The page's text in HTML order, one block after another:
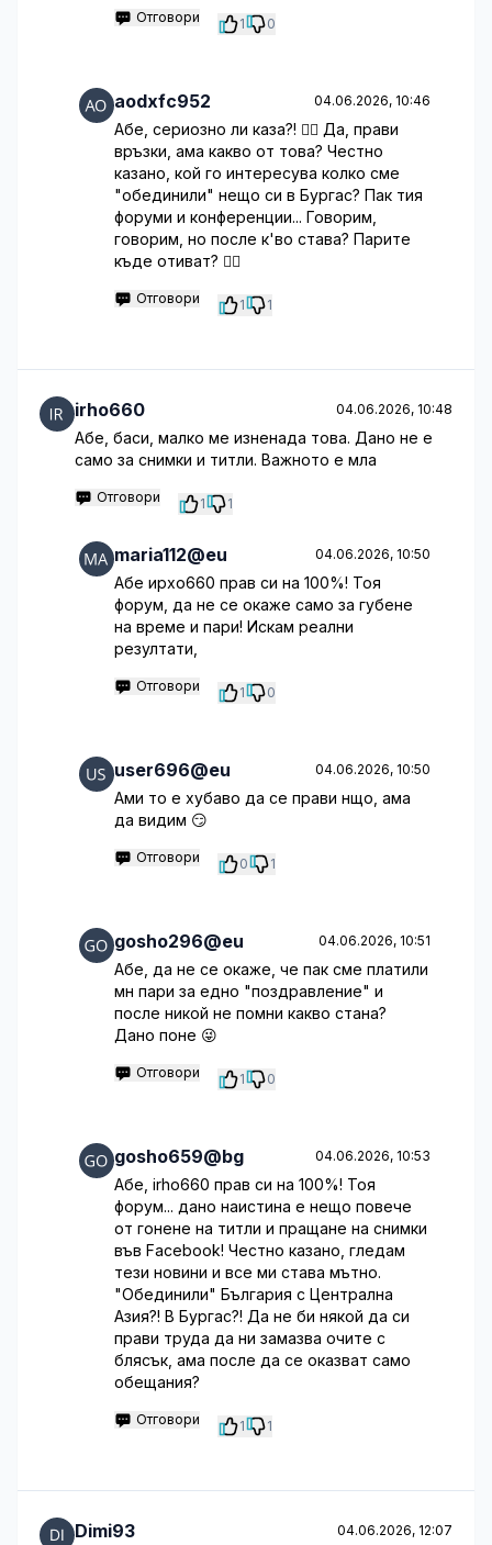
Отговори 1 0
aodxfc952 04.06.2026, 10:46
Абе, сериозно ли каза?! 🤷‍♂️ Да, прави
връзки, ама какво от това? Честно
казано, кой го интересува колко сме
"обединили" нещо си в Бургас? Пак тия
форуми и конференции... Говорим,
говорим, но после к'во става? Парите
къде отиват? 🤷‍♂️
Отговори 1 1
irho660 04.06.2026, 10:48
Абе, баси, малко ме изненада това. Дано не е
само за снимки и титли. Важното е мла
Отговори 1 1
maria112@eu 04.06.2026, 10:50
Абе ирхо660 прав си на 100%! Тоя
форум, да не се окаже само за губене
на време и пари! Искам реални
резултати,
Отговори 1 0
user696@eu 04.06.2026, 10:50
Ами то е хубаво да се прави нщо, ама
да видим 😏
Отговори 0 1
gosho296@eu 04.06.2026, 10:51
Абе, да не се окаже, че пак сме платили
мн пари за едно "поздравление" и
после никой не помни какво стана?
Дано поне 😜
Отговори 1 0
gosho659@bg 04.06.2026, 10:53
Абе, irho660 прав си на 100%! Тоя
форум... дано наистина е нещо повече
от гонене на титли и пращане на снимки
във Facebook! Честно казано, гледам
тези новини и все ми става мътно.
"Обединили" България с Централна
Азия?! В Бургас?! Да не би някой да си
прави труда да ни замазва очите с
блясък, ама после да се оказват само
обещания?
Отговори 1 1
Dimi93 04.06.2026, 12:07